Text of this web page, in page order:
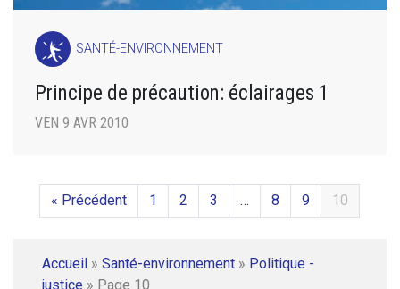
SANTÉ-ENVIRONNEMENT
Principe de précaution: éclairages 1
VEN 9 AVR 2010
« Précédent 1 2 3 … 8 9 10
Accueil » Santé-environnement » Politique -
justice » Page 10